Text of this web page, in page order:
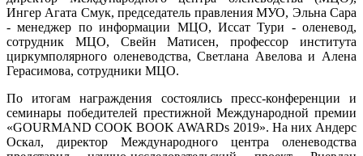
Ингер Агата Смук, председатель правления МУО, Эльна Сара
- менеджер по информации МЦО, Иссат Тури - оленевод,
сотрудник МЦО, Свейн Матисен, профессор института
циркумполярного оленеводства, Светлана Авелова и Алена
Герасимова, сотрудники МЦО.
По итогам награждения состоялись пресс-конференции и
семинары победителей престижной Международной премии
«GOURMAND COOK BOOK AWARDs 2019». На них Андерс
Оскал, директор Международного центра оленеводства